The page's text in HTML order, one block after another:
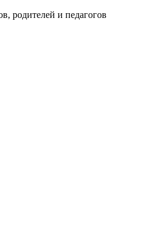
родителей и педагогов